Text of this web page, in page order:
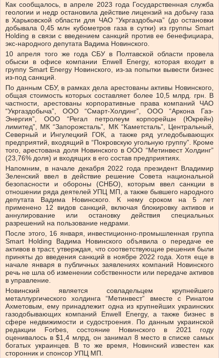
Как сообщалось, в апреле 2023 года Государственная служба
геологии и недр остановила действие лицензий на добычу газа
в Харьковской области для ЧАО “Укргаздобыча” (до остановки
добывала 0,45 млн кубометров газа в сутки) из группы Smart
Holding в связи с введением санкций против ее бенефициара,
экс-народного депутата Вадима Новинского.
10 апреля того же года СБУ в Полтавской области провела
обыски в офисе компании Enwell Energy, которая входит в
группу Smart Energy Новинского, из-за попытки вывести бизнес
из-под санкций.
По данным СБУ, в рамках дела арестованы активы Новинского,
общая стоимость которых составляет более 10,5 млрд. грн. В
частности, арестованы корпоративные права компаний ЧАО
“Укргаздобыча”, ООО “Смарт-Холдинг”, ООО “Аркона Газ-
Энергия”, ООО “Регал петролеум корпорейшн (Юкрейн)
лимитед”, МК “Запорожсталь”, МК “Каметсталь”, Центральный,
Северный и Ингулецкий ГОК, а также ряд угледобывающих
предприятий, входящий в “Покровскую угольную группу”. Кроме
того, арестована доля Новинского в ООО “Метинвест Холдинг”
(23,76% доля) и входящих в его состав предприятиях.
Напомним, в начале декабря 2022 года президент Владимир
Зеленский ввел в действие решение Совета национальной
безопасности и обороны (СНБО), которым ввел санкции в
отношении ряда деятелей УПЦ МП, а также бывшего народного
депутата Вадима Новинского. К нему сроком на 5 лет
применено 12 видов санкций, включая блокировку активов и
аннулирование или остановку действия специальных
разрешений на пользование недрами.
После этого, 16 января, инвестиционно-промышленная группа
Smart Holding Вадима Новинского объявила о передаче ее
активов в траст, утверждая, что соответствующие решения были
приняты до введения санкций в ноябре 2022 года. Хотя еще в
начале января в публичных заявлениях компаний Новинского
речь не шла об изменении собственности или передаче активов
в управление.
Новинский является совладельцем крупнейшего
металлургического холдинга “Метинвест” вместе с Ринатом
Ахметовым, ему принадлежит одна из крупнейших украинских
газодобывающих компаний Enwell Energy, а также бизнес в
сфере недвижимости и судостроения. По данным украинской
редакции Forbes, состояние Новинского в 2021 году
оценивалось в $1,4 млрд, он занимал 8 место в списке самых
богатых украинцев. В то же время, Новинский известен как
сторонник и спонсор УПЦ МП.